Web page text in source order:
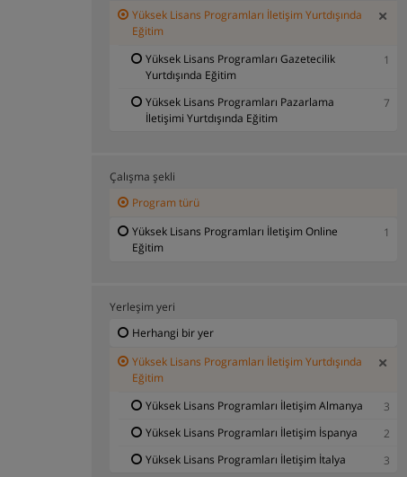
Yüksek Lisans Programları İletişim Yurtdışında
Eğitim
Yüksek Lisans Programları Gazetecilik
Yurtdışında Eğitim
1
Yüksek Lisans Programları Pazarlama
İletişimi Yurtdışında Eğitim
7
Çalışma şekli
Program türü
Yüksek Lisans Programları İletişim Online
Eğitim
1
Yerleşim yeri
Herhangi bir yer
Yüksek Lisans Programları İletişim Yurtdışında
Eğitim
Yüksek Lisans Programları İletişim Almanya
3
Yüksek Lisans Programları İletişim İspanya
2
Yüksek Lisans Programları İletişim İtalya
3